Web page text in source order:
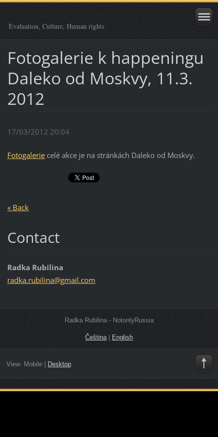
Evaluation, Culture, Human rights
Fotogalerie k happeningu
Daleko od Moskvy, 11.3.
2012
17/03/2012 20:04
Fotogaleriecelé akce je na stránkách Daleko od Moskvy.
« Back
Contact
Radka Rubilina
radka.rubilina@gmail.com
Radka Rubilina - NotonlyRussia
Čeština |English
View: Mobile| Desktop